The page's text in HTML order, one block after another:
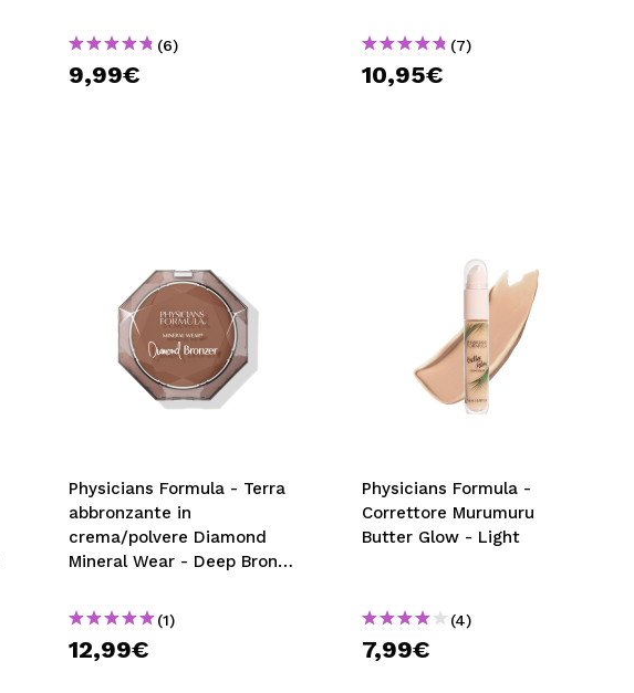
(6)
9,99€
(7)
10,95€
Physicians Formula - Terra
abbronzante in
crema/polvere Diamond
Mineral Wear - Deep Bronze
(1)
12,99€
Physicians Formula -
Correttore Murumuru
Butter Glow - Light
(4)
7,99€